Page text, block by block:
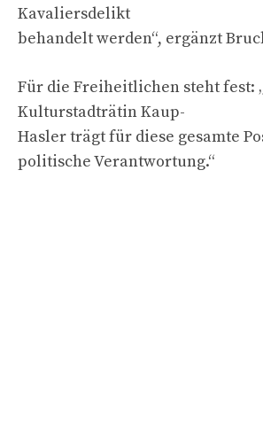
Kavaliersdelikt
behandelt werden“, ergänzt
Für die Freiheitlichen steht fest:
Kulturstadträtin Kaup-
Hasler trägt für diese gesamte
politische Verantwortung.“